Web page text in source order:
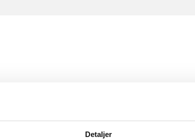
Detaljer